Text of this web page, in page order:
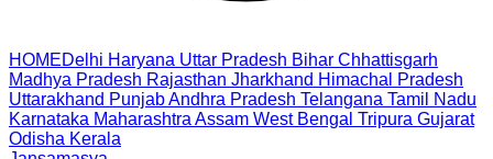
HOMEDelhi Haryana Uttar Pradesh Bihar Chhattisgarh
Madhya Pradesh Rajasthan Jharkhand Himachal Pradesh
Uttarakhand PunjabAndhra Pradesh Telangana Tamil Nadu
Karnataka Maharashtra Assam West Bengal Tripura Gujarat
Odisha Kerala